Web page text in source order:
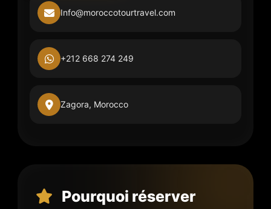
Info@moroccotourtravel.com
+212 668 274 249
Zagora, Morocco
Pourquoi réserver